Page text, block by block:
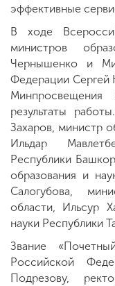
эффективные
В ходе
министров
Чернышенко и
Федерации Сергей
результаты
Захаров, министр
Ильдар
Республики
образования и
Салогубова,
области, Ильсур
науки Республики
Звание
Российской
Подрезову,